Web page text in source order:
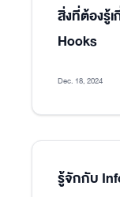
สิ่งที่ต้องรู้
Hooks
Dec. 18, 2024
รู้จักกับ